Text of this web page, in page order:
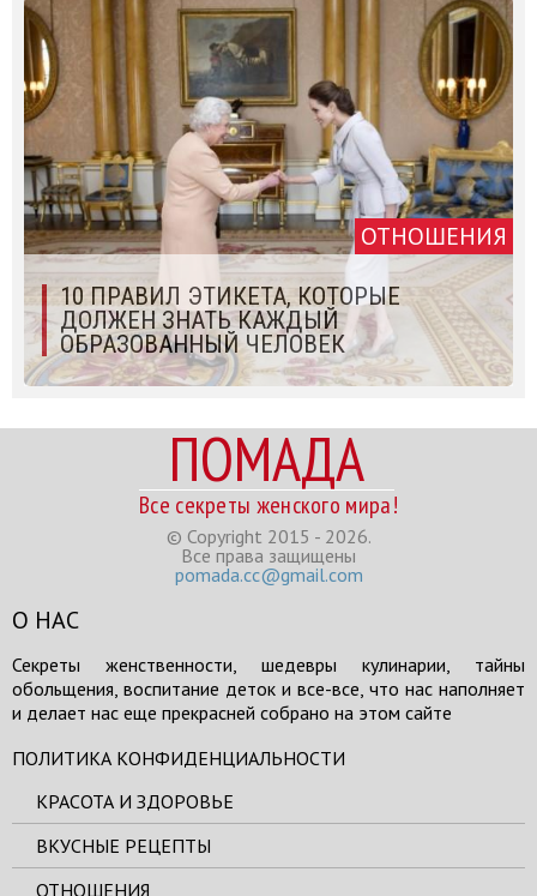
ОТНОШЕНИЯ
10 ПРАВИЛ ЭТИКЕТА, КОТОРЫЕ
ДОЛЖЕН ЗНАТЬ КАЖДЫЙ
ОБРАЗОВАННЫЙ ЧЕЛОВЕК
ПОМАДА
Все секреты женского мира!
© Copyright 2015 - 2026.
Все права защищены
pomada.cc@gmail.com
О НАС
Секреты женственности, шедевры кулинарии, тайны
обольщения, воспитание деток и все-все, что нас наполняет
и делает нас еще прекрасней собрано на этом сайте
ПОЛИТИКА КОНФИДЕНЦИАЛЬНОСТИ
КРАСОТА И ЗДОРОВЬЕ
ВКУСНЫЕ РЕЦЕПТЫ
ОТНОШЕНИЯ